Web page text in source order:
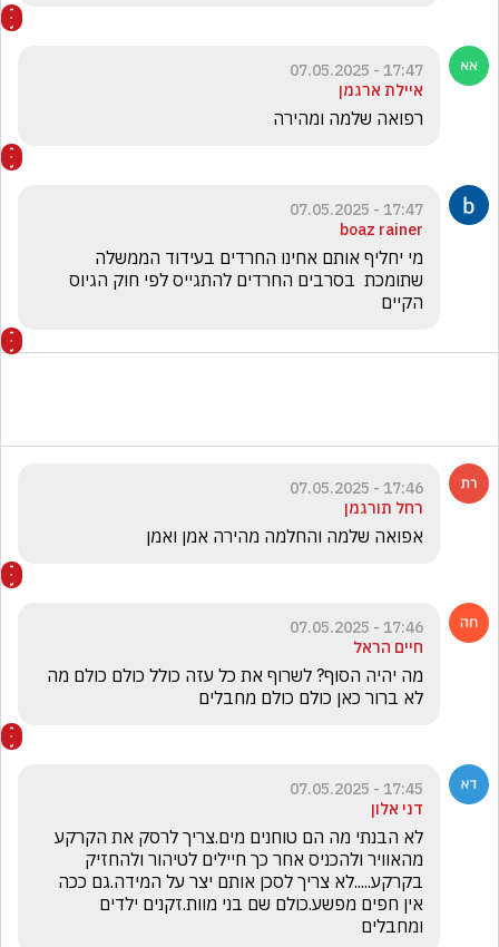
17:47 - 07.05.2025
איילת ארגמן
רפואה שלמה ומהירה
17:47 - 07.05.2025
boaz rainer
הקיים
17:46 - 07.05.2025
רחל תורגמן
אפואה שלמה והחלמה מהירה אמן ואמן
17:46 - 07.05.2025
חיים הראל
לא ברור כאן כולם כולם מחבלים
17:45 - 07.05.2025
דני אלון
ומחבלים